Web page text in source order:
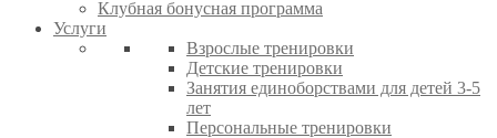
Клубная бонусная программа
Услуги
Взрослые тренировки
Детские тренировки
Занятия единоборствами для детей 3-5
лет
Персональные тренировки